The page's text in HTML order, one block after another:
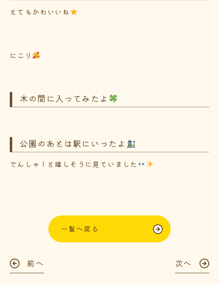
とてもかわいいね
にこり
木の間に入ってみたよ
公園のあとは駅にいったよ
でんしゃ！と嬉しそうに見ていました
一覧へ戻る
前へ 次へ